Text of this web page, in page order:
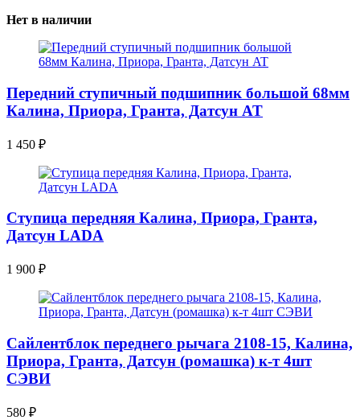
Нет в наличии
Передний ступичный подшипник большой 68мм
Калина, Приора, Гранта, Датсун AT
1 450 ₽
Ступица передняя Калина, Приора, Гранта,
Датсун LADA
1 900 ₽
Сайлентблок переднего рычага 2108-15, Калина,
Приора, Гранта, Датсун (ромашка) к-т 4шт
СЭВИ
580 ₽